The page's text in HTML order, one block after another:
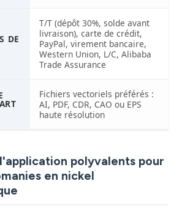
DE
T/T (dépôt 30%, solde avant
livraison), carte de crédit,
PayPal, virement bancaire,
Western Union, L/C, Alibaba
Trade Assurance
Fichiers vectoriels préférés :
AI, PDF, CDR, CAO ou EPS
haute résolution
polyvalents pour
en nickel